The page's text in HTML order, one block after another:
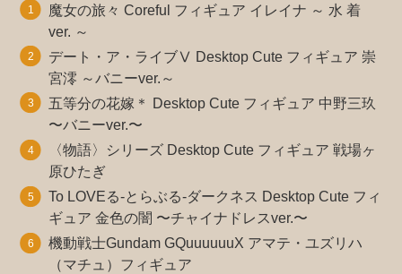
魔女の旅々 Coreful フィギュア イレイナ ～ 水 着
ver. ～
デート・ア・ライブⅤ Desktop Cute フィギュア 崇
宮澪 ～バニーver.～
五等分の花嫁＊ Desktop Cute フィギュア 中野三玖
〜バニーver.〜
〈物語〉シリーズ Desktop Cute フィギュア 戦場ヶ
原ひたぎ
To LOVEる-とらぶる-ダークネス Desktop Cute フィ
ギュア 金色の闇 〜チャイナドレスver.〜
機動戦士Gundam GQuuuuuuX アマテ・ユズリハ
（マチュ）フィギュア